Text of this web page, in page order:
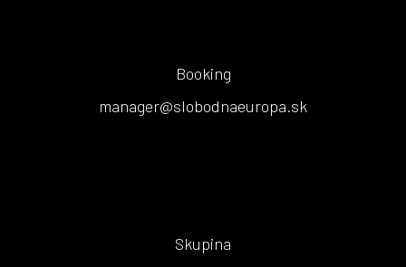
Booking
manager@slobodnaeuropa.sk
Skupina